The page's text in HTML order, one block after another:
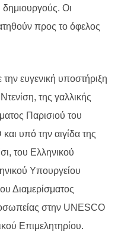
Οι
προς το όφελος
ευγενική υποστήριξη
της γαλλικής
Παρισιού του
υπό την αιγίδα της
του Ελληνικού
Υπουργείου
Διαμερίσματος
στην UNESCO
Επιμελητηρίου.